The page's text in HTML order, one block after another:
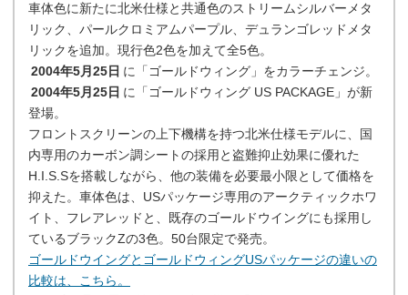
車体色に新たに北米仕様と共通色のストリームシルバーメタ
リック、パールクロミアムパープル、デュランゴレッドメタ
リックを追加。現行色2色を加えて全5色。
2004年5月25日 に「ゴールドウィング」をカラーチェンジ。
2004年5月25日 に「ゴールドウィング US PACKAGE」が新
登場。
フロントスクリーンの上下機構を持つ北米仕様モデルに、国
内専用のカーボン調シートの採用と盗難抑止効果に優れた
H.I.S.Sを搭載しながら、他の装備を必要最小限として価格を
抑えた。車体色は、USパッケージ専用のアークティックホワ
イト、フレアレッドと、既存のゴールドウイングにも採用し
ているブラックZの3色。50台限定で発売。
ゴールドウイングとゴールドウィングUSパッケージの違いの
比較は、こちら。